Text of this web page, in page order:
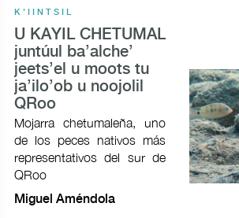
K'IINTSIL
U KAYIL CHETUMAL
juntúul ba’alche’
jeets’el u moots tu
ja’ilo’ob u noojolil
QRoo
Mojarra chetumaleña, uno
de los peces nativos más
representativos del sur de
QRoo
Miguel Améndola